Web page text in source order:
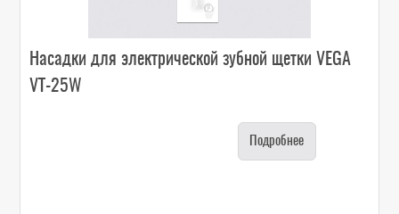
Насадки для электрической зубной щетки VEGA
VT-25W
Подробнее